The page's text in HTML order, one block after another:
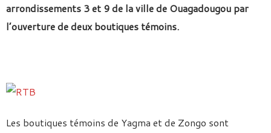
arrondissements 3 et 9 de la ville de Ouagadougou par
l’ouverture de deux boutiques témoins.
Les boutiques témoins de Yagma et de Zongo sont